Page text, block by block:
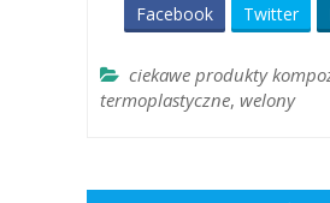
Facebook Twitter
ciekawe produkty
termoplastyczne, welony
Nawigacja